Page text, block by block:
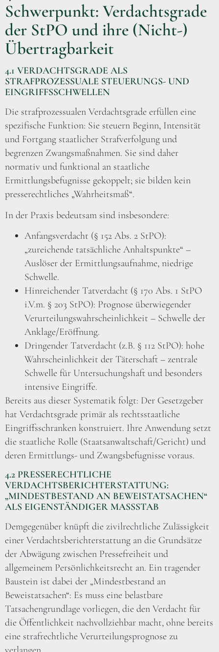
Schwerpunkt: Verdachtsgrade
der StPO und ihre (Nicht-)
Übertragbarkeit
4.1 VERDACHTSGRADE ALS
STRAFPROZESSUALE STEUERUNGS- UND
EINGRIFFSSCHWELLEN
Die strafprozessualen Verdachtsgrade erfüllen eine
spezifische Funktion: Sie steuern Beginn, Intensität
und Fortgang staatlicher Strafverfolgung und
begrenzen Zwangsmaßnahmen. Sie sind daher
normativ und funktional an staatliche
Ermittlungsbefugnisse gekoppelt; sie bilden kein
presserechtliches „Wahrheitsmaß“.
In der Praxis bedeutsam sind insbesondere:
Anfangsverdacht (§ 152 Abs. 2 StPO):
„zureichende tatsächliche Anhaltspunkte“ –
Auslöser der Ermittlungsaufnahme, niedrige
Schwelle.
Hinreichender Tatverdacht (§ 170 Abs. 1 StPO
i.V.m. § 203 StPO): Prognose überwiegender
Verurteilungswahrscheinlichkeit – Schwelle der
Anklage/Eröffnung.
Dringender Tatverdacht (z.B. § 112 StPO): hohe
Wahrscheinlichkeit der Täterschaft – zentrale
Schwelle für Untersuchungshaft und besonders
intensive Eingriffe.
Bereits aus dieser Systematik folgt: Der Gesetzgeber
hat Verdachtsgrade primär als rechtsstaatliche
Eingriffsschranken konstruiert. Ihre Anwendung setzt
die staatliche Rolle (Staatsanwaltschaft/Gericht) und
deren Ermittlungs- und Zwangsbefugnisse voraus.
4.2 PRESSERECHTLICHE
VERDACHTSBERICHTERSTATTUNG:
„MINDESTBESTAND AN BEWEISTATSACHEN“
ALS EIGENSTÄNDIGER MASSSTAB
Demgegenüber knüpft die zivilrechtliche Zulässigkeit
einer Verdachtsberichterstattung an die Grundsätze
der Abwägung zwischen Pressefreiheit und
allgemeinem Persönlichkeitsrecht an. Ein tragender
Baustein ist dabei der „Mindestbestand an
Beweistatsachen“: Es muss eine belastbare
Tatsachengrundlage vorliegen, die den Verdacht für
die Öffentlichkeit nachvollziehbar macht, ohne bereits
eine strafrechtliche Verurteilungsprognose zu